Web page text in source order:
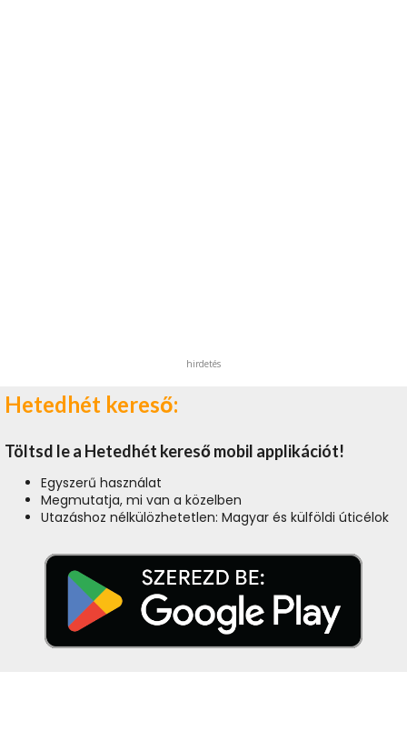
hirdetés
Hetedhét kereső:
Töltsd le a Hetedhét kereső mobil applikációt!
Egyszerű használat
Megmutatja, mi van a közelben
Utazáshoz nélkülözhetetlen: Magyar és külföldi úticélok